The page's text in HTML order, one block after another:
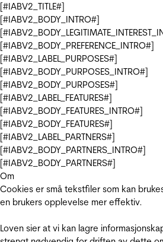
[#IABV2_TITLE#]
[#IABV2_BODY_INTRO#]
[#IABV2_BODY_PREFERENCE_INTRO#]
[#IABV2_LABEL_PURPOSES#]
[#IABV2_BODY_PURPOSES_INTRO#]
[#IABV2_BODY_PURPOSES#]
[#IABV2_LABEL_FEATURES#]
[#IABV2_BODY_FEATURES_INTRO#]
[#IABV2_BODY_FEATURES#]
[#IABV2_LABEL_PARTNERS#]
[#IABV2_BODY_PARTNERS_INTRO#]
[#IABV2_BODY_PARTNERS#]
Om
Cookies er små tekstfiler som kan
en brukers opplevelse mer effektiv.
Loven sier at vi kan lagre